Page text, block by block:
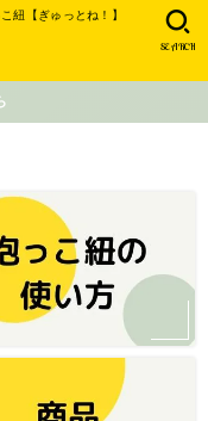
紐【ぎゅっとね！】
SEARCH